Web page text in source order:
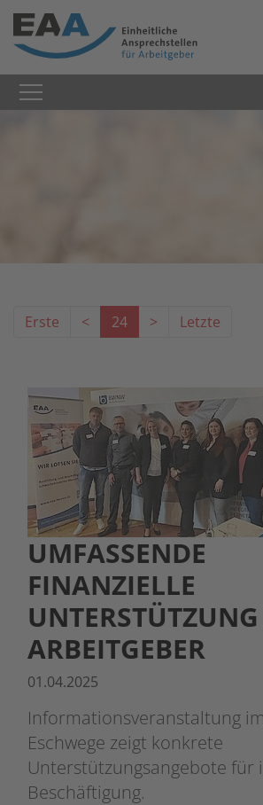
Erste < 24 > Letzte
UMFASSENDE
FINANZIELLE
ARBEITGEBER
01.04.2025
Informationsveranstaltung
Eschwege zeigt konkrete
Unterstützungsangebote für
Beschäftigung.